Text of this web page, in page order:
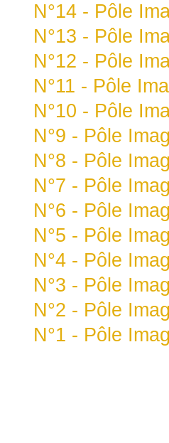
N°14 - Pôle
N°13 - Pôle
N°12 - Pôle
N°11 - Pôle
N°10 - Pôle
N°9 - Pôle
N°8 - Pôle
N°7 - Pôle
N°6 - Pôle
N°5 - Pôle
N°4 - Pôle
N°3 - Pôle
N°2 - Pôle
N°1 - Pôle